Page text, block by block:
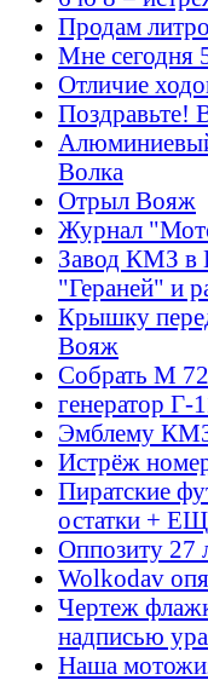
Продам
Мне сегодня
Отличие
Поздравьте!
Волка
Отрыл Вояж
Журнал
Завод КМЗ в
"Гераней" и
Крышку
Вояж
Собрать М
генератор Г-
Эмблему
Истрёж
Пиратские
остатки +
Оппозиту 27
Wolkodav
Чертеж
надписью
Наша